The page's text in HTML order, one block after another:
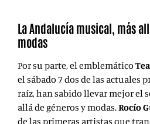
La Andalucía musical, más
modas
Por su parte, el emblemático
el sábado 7dos de las actuales
raíz, han sabido llevar mejor el
allá de géneros y modas.Rocío
de las primeras artistas que